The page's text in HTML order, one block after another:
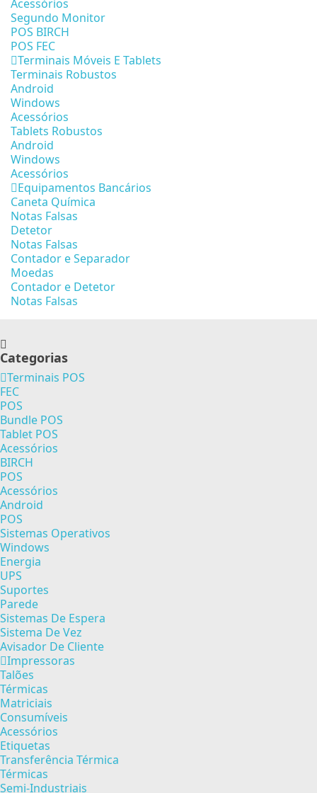
Acessórios
Segundo Monitor
POS BIRCH
POS FEC
Terminais Móveis E Tablets
Terminais Robustos
Android
Windows
Acessórios
Tablets Robustos
Android
Windows
Acessórios
Equipamentos Bancários
Caneta Química
Notas Falsas
Detetor
Notas Falsas
Contador e Separador
Moedas
Contador e Detetor
Notas Falsas
Categorias
Terminais POS
FEC
POS
Bundle POS
Tablet POS
Acessórios
BIRCH
POS
Acessórios
Android
POS
Sistemas Operativos
Windows
Energia
UPS
Suportes
Parede
Sistemas De Espera
Sistema De Vez
Avisador De Cliente
Impressoras
Talões
Térmicas
Matriciais
Consumíveis
Acessórios
Etiquetas
Transferência Térmica
Térmicas
Semi-Industriais